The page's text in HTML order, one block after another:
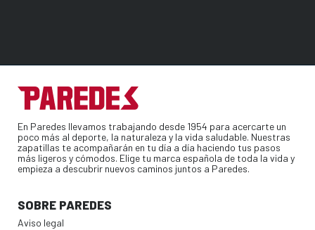
En Paredes llevamos trabajando desde 1954 para acercarte un
poco más al deporte, la naturaleza y la vida saludable. Nuestras
zapatillas te acompañarán en tu día a día haciendo tus pasos
más ligeros y cómodos. Elige tu marca española de toda la vida y
empieza a descubrir nuevos caminos juntos a Paredes.
SOBRE PAREDES
Aviso legal